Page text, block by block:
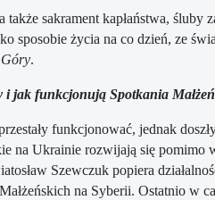
sakrament kapłaństwa,
życia na co dzień, ze
.
i jak funkcjonują Spotkania
funkcjonować, jednak
na Ukrainie rozwijają się
Szewczuk popiera
na Syberii. Ostatnio w